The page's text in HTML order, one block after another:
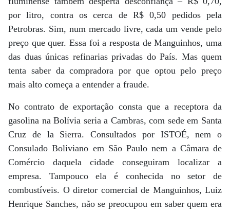
por litro, contra os cerca de R$ 0,50 pedidos pela
Petrobras. Sim, num mercado livre, cada um vende pelo
preço que quer. Essa foi a resposta de Manguinhos, uma
das duas únicas refinarias privadas do País. Mas quem
tenta saber da compradora por que optou pelo preço
mais alto começa a entender a fraude.
No contrato de exportação consta que a receptora da
gasolina na Bolívia seria a Cambras, com sede em Santa
Cruz de la Sierra. Consultados por ISTOÉ, nem o
Consulado Boliviano em São Paulo nem a Câmara de
Comércio daquela cidade conseguiram localizar a
empresa. Tampouco ela é conhecida no setor de
combustíveis. O diretor comercial de Manguinhos, Luiz
Henrique Sanches, não se preocupou em saber quem era